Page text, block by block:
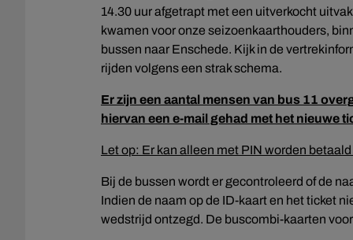
14.30 uur afgetrapt met een uitverkocht
kwamen voor onze seizoenkaarthouders,
bussen naar Enschede. Kijk in de
rijden volgens een strak schema.
Er zijn een aantal mensen van bus 11
hiervan een e-mail gehad met het nieuwe
Let op: Er kan alleen met PIN worden
Bij de bussen wordt er gecontroleerd of de
Indien de naam op de ID-kaart en het ticket
wedstrijd ontzegd. De buscombi-kaarten